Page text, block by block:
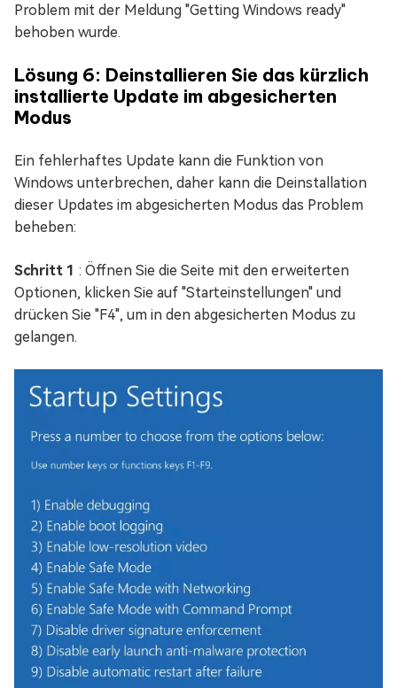
Problem mit der Meldung "Getting Windows ready"
behoben wurde.
Lösung 6: Deinstallieren Sie das kürzlich
installierte Update im abgesicherten
Modus
Ein fehlerhaftes Update kann die Funktion von
Windows unterbrechen, daher kann die Deinstallation
dieser Updates im abgesicherten Modus das Problem
beheben:
Schritt 1 : Öffnen Sie die Seite mit den erweiterten
Optionen, klicken Sie auf "Starteinstellungen" und
drücken Sie "F4", um in den abgesicherten Modus zu
gelangen.